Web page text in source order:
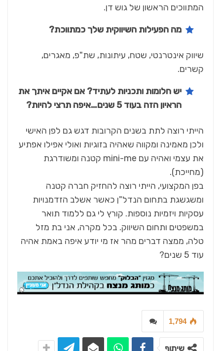
המתווכים הראשון של גוש דן.
מה הפעילות השיווקית שלך כמתווכת?
שיווק אינטרנטי, שטח, עיתונות, שת"פ, מאגרים,
קשרים.
יש חלומות ותכניות לעתיד? אם אקיים איתך את
הראיון הזה בעוד 5 שנים…איפה תרצי להיות?
הייתי רוצה לתת בשנים הקרובות דגש גם לפן האישי
ולכן מאמינה ומקווה שאהיה בזוגיות ואולי אפילו אפתיע
את עצמי ואהיה עם mini-me קטנה ומשודרגת
(מחייכת).
בפן המקצועי, הייתי רוצה להחזיק חברה קטנה
ומשגשגת בתחום הנדל"ן כאשר אשלב הזדמנויות
עסקיות ויזמיות נוספות. קורץ לי גם ללמוד תואר
במשפטים ותחום השיווק. בכל מקרה, אני בת מזל
טלה, ממצה דברים מהר אז מי יודע איפה באמת אהיה
עוד 5 שנים?
1,794
שיתוף